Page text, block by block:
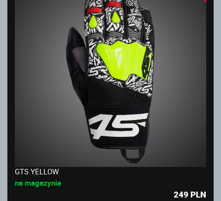
GTS YELLOW
na magazynie
249 PLN